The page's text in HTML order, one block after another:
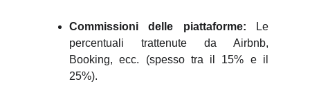
Commissioni delle piattaforme: Le
percentuali trattenute da Airbnb,
Booking, ecc. (spesso tra il 15% e il
25%).